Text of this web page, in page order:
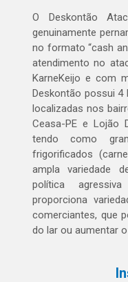
O Deskontão
genuinamente
no formato “cash
atendimento no
KarneKeijo e com
Deskontão possui 4
localizadas nos
Ceasa-PE e Lojão
tendo como
frigorificados
ampla variedade
política
proporciona
comerciantes, que
do lar ou aumentar